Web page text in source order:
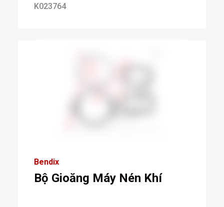
K023764
Bendix
Bộ Gioăng Máy Nén Khí